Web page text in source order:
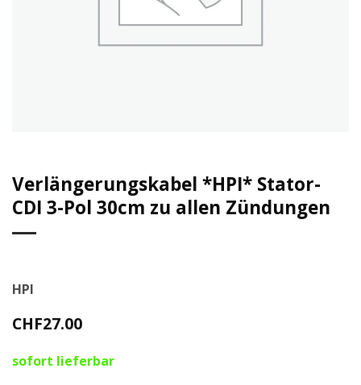
Verlängerungskabel *HPI* Stator-
CDI 3-Pol 30cm zu allen Zündungen
HPI
CHF27.00
sofort lieferbar